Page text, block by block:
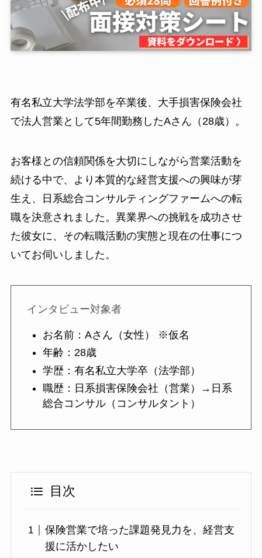
有名私立大学法学部を卒業後、大手損害保険会社
で法人営業として5年間勤務したAさん（28歳）。
お客様との信頼関係を大切にしながら営業活動を
続ける中で、より本質的な経営支援への興味が芽
生え、日系総合コンサルティングファームへの転
職を決意されました。異業界への挑戦を成功させ
た彼女に、その転職活動の実態と現在の仕事につ
いてお伺いしました。
インタビュー対象者
お名前：Aさん（女性） ※仮名
年齢：28歳
学歴：有名私立大学卒（法学部）
職歴：日系損害保険会社（営業）→日系
総合コンサル（コンサルタント）
目次
保険営業で培った課題発見力を、経営支
援に活かしたい